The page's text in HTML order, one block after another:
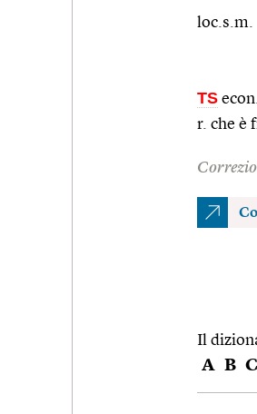
loc.s.m.
TS
r. che è
Il
A B C